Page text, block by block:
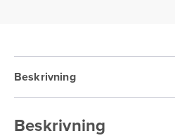
Beskrivning
Beskrivning